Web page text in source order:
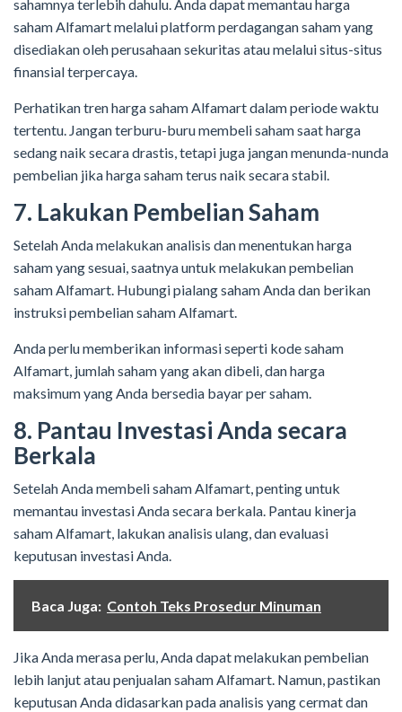
sahamnya terlebih dahulu. Anda dapat memantau harga
saham Alfamart melalui platform perdagangan saham yang
disediakan oleh perusahaan sekuritas atau melalui situs-situs
finansial terpercaya.
Perhatikan tren harga saham Alfamart dalam periode waktu
tertentu. Jangan terburu-buru membeli saham saat harga
sedang naik secara drastis, tetapi juga jangan menunda-nunda
pembelian jika harga saham terus naik secara stabil.
7. Lakukan Pembelian Saham
Setelah Anda melakukan analisis dan menentukan harga
saham yang sesuai, saatnya untuk melakukan pembelian
saham Alfamart. Hubungi pialang saham Anda dan berikan
instruksi pembelian saham Alfamart.
Anda perlu memberikan informasi seperti kode saham
Alfamart, jumlah saham yang akan dibeli, dan harga
maksimum yang Anda bersedia bayar per saham.
8. Pantau Investasi Anda secara
Berkala
Setelah Anda membeli saham Alfamart, penting untuk
memantau investasi Anda secara berkala. Pantau kinerja
saham Alfamart, lakukan analisis ulang, dan evaluasi
keputusan investasi Anda.
Baca Juga: Contoh Teks Prosedur Minuman
Jika Anda merasa perlu, Anda dapat melakukan pembelian
lebih lanjut atau penjualan saham Alfamart. Namun, pastikan
keputusan Anda didasarkan pada analisis yang cermat dan